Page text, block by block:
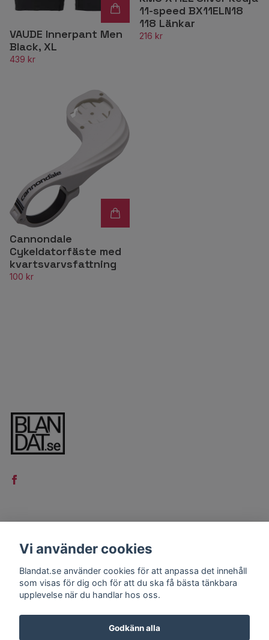
VAUDE Innerpant Men
Black, XL
439 kr
11-speed BX11ELN18
118 Länkar
216 kr
Cannondale
Cykeldatorfäste med
kvartsvarvsfattning
100 kr
Kontakt
Köpvillkor
Vi använder cookies
Blandat.se använder cookies för att anpassa det innehåll
som visas för dig och för att du ska få bästa tänkbara
upplevelse när du handlar hos oss.
Godkänn alla